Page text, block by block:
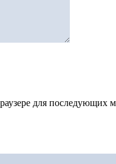
для последующих